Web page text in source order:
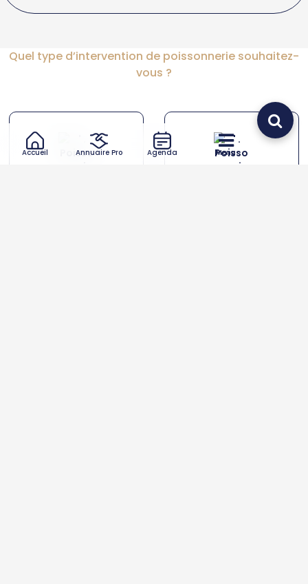
Accueil Annuaire Pro Agenda Menu
Quel type d’intervention de poissonnerie souhaitez-
vous ?